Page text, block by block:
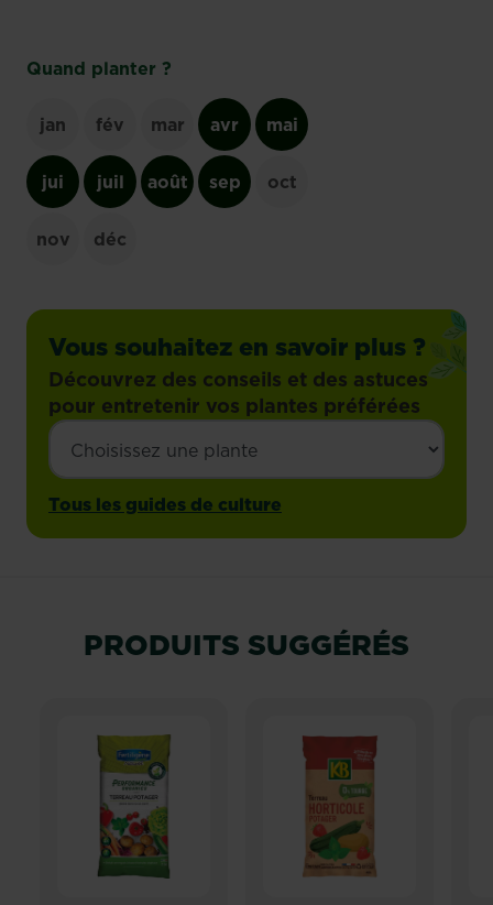
Quand planter ?
jan fév mar avr mai
jui juil août sep oct
nov déc
Vous souhaitez en savoir plus ?
Découvrez des conseils et des astuces
pour entretenir vos plantes préférées
Tous les guides de culture
PRODUITS SUGGÉRÉS